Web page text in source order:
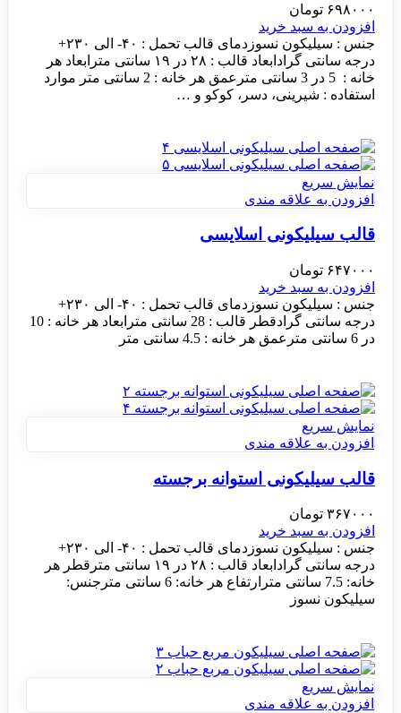
۶۹۸۰۰۰ تومان
افزودن به سبد خرید
جنس : سیلیکون نسوزدمای قالب تحمل : ۴۰- الی ۲۳۰+
درجه سانتی گرادابعاد قالب : ۲۸ در ۱۹ سانتی مترابعاد هر
خانه : 5 در 3 سانتی مترعمق هر خانه : 2 سانتی متر موارد
استفاده : شیرینی، دسر، کوکو و …
نمایش سریع
افزودن به علاقه مندی
قالب سیلیکونی اسلایسی
۶۴۷۰۰۰ تومان
افزودن به سبد خرید
جنس : سیلیکون نسوزدمای قالب تحمل : ۴۰- الی ۲۳۰+
درجه سانتی گرادقطر قالب : 28 سانتی مترابعاد هر خانه : 10
در 6 سانتی مترعمق هر خانه : 4.5 سانتی متر
نمایش سریع
افزودن به علاقه مندی
قالب سیلیکونی استوانه برجسته
۳۶۷۰۰۰ تومان
افزودن به سبد خرید
جنس : سیلیکون نسوزدمای قالب تحمل : ۴۰- الی ۲۳۰+
درجه سانتی گرادابعاد قالب : ۲۸ در ۱۹ سانتی مترقطر هر
خانه: 7.5 سانتی مترارتفاع هر خانه: 6 سانتی مترجنس:
سیلیکون نسوز
نمایش سریع
افزودن به علاقه مندی